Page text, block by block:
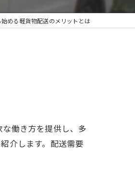
める軽貨物配送のメリットとは
働き方を提供し、多
介します。配送需要